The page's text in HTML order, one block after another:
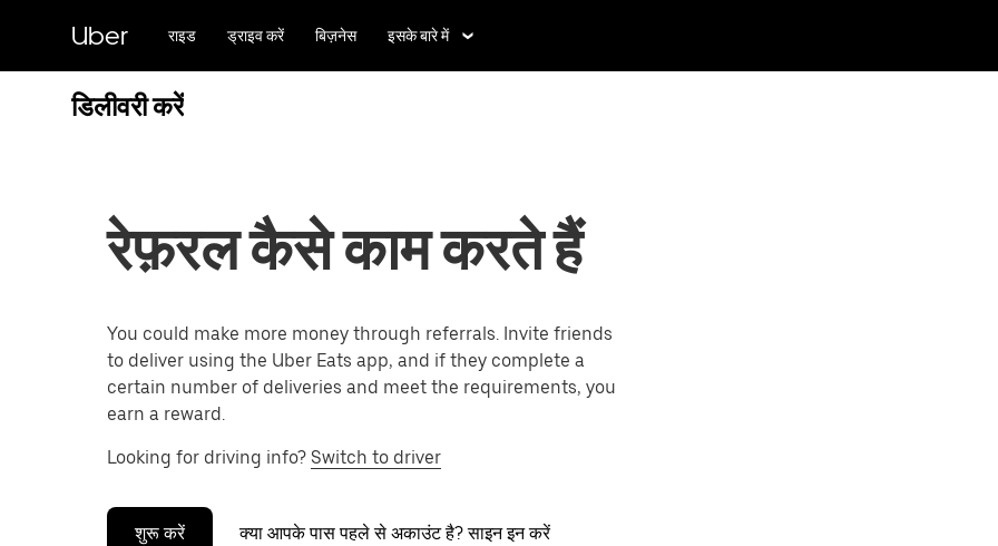
पर
Uber राइड ड्राइव करें बिज़नेस इसके बारे में
डिलीवरी करें
रेफ़रल कैसे काम करते हैं
You could make more money through referrals. Invite friends
to deliver using the Uber Eats app, and if they complete a
certain number of deliveries and meet the requirements, you
earn a reward.
Looking for driving info? Switch to driver
शुरू करें क्या आपके पास पहले से अकाउंट है? साइन इन करें